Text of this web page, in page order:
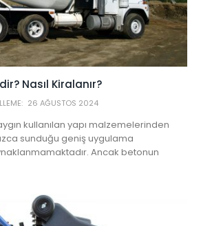
Nasıl Kiralanır?
26 AĞUSTOS 2024
kullanılan yapı malzemelerinden
sunduğu geniş uygulama
Ancak betonun